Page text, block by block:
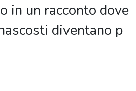
in un racconto dove
diventano p